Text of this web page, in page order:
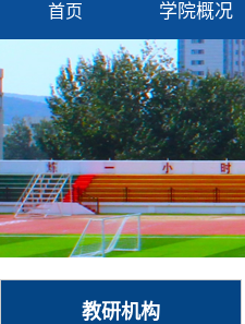
首页 学院概况
教研机构